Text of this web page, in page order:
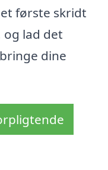
første skridt
og lad det
dine